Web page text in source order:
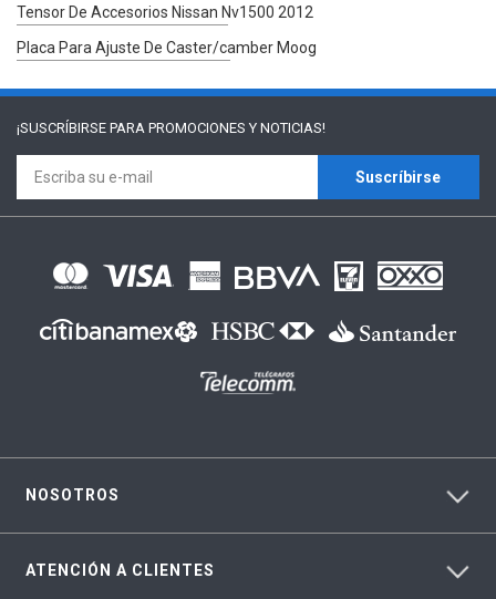
Tensor De Accesorios Nissan Nv1500 2012
Placa Para Ajuste De Caster/camber Moog
¡SUSCRÍBIRSE PARA PROMOCIONES Y NOTICIAS!
Suscríbirse
NOSOTROS
ATENCIÓN A CLIENTES